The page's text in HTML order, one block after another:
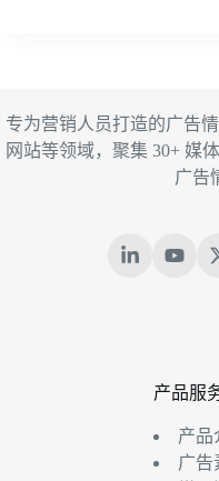
专为营销人员打造的广告
网站等领域，聚集 30+ 媒
广告
产品服
产品
广告